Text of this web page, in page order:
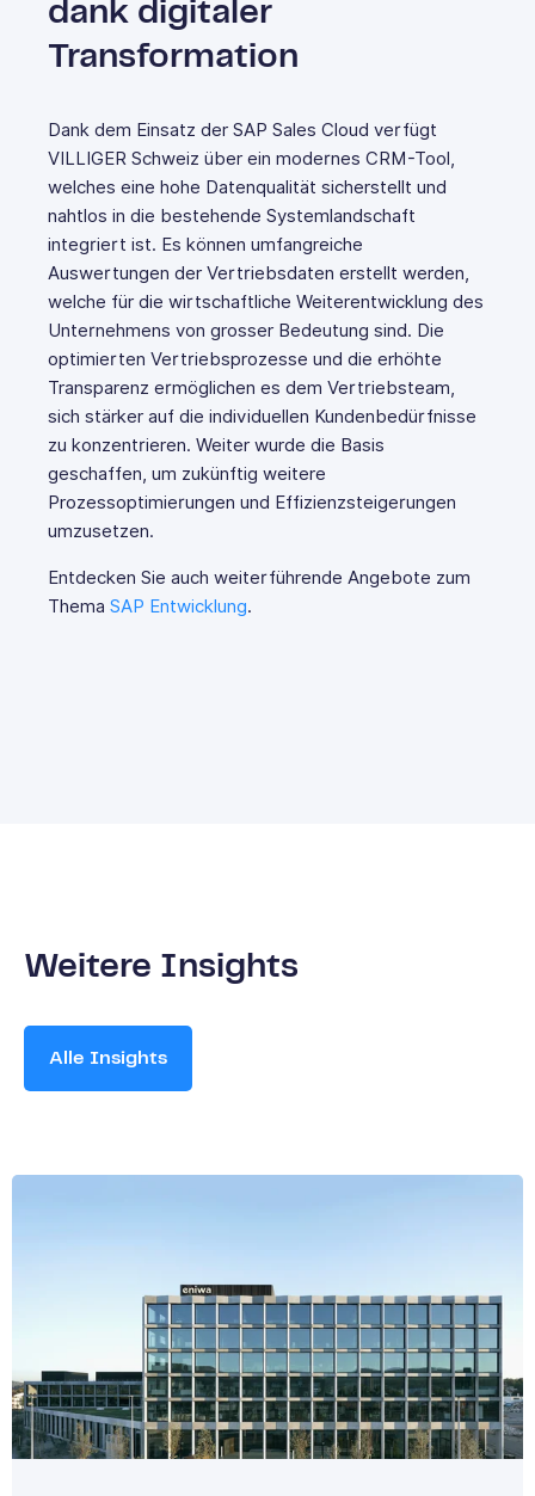
dank digitaler
Transformation
Dank dem Einsatz der SAP Sales Cloud verfügt
VILLIGER Schweiz über ein modernes CRM-Tool,
welches eine hohe Datenqualität sicherstellt und
nahtlos in die bestehende Systemlandschaft
integriert ist. Es können umfangreiche
Auswertungen der Vertriebsdaten erstellt werden,
welche für die wirtschaftliche Weiterentwicklung des
Unternehmens von grosser Bedeutung sind. Die
optimierten Vertriebsprozesse und die erhöhte
Transparenz ermöglichen es dem Vertriebsteam,
sich stärker auf die individuellen Kundenbedürfnisse
zu konzentrieren. Weiter wurde die Basis
geschaffen, um zukünftig weitere
Prozessoptimierungen und Effizienzsteigerungen
umzusetzen.
Entdecken Sie auch weiterführende Angebote zum
Thema SAP Entwicklung.
Weitere Insights
Alle Insights